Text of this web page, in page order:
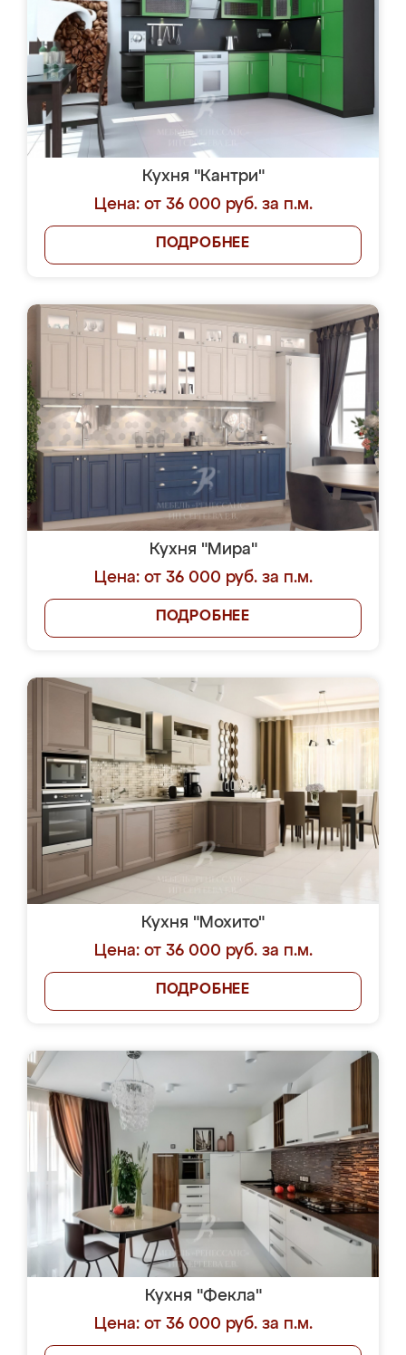
Кухня "Кантри"
Цена: от 36 000 руб. за п.м.
ПОДРОБНЕЕ
Кухня "Мира"
Цена: от 36 000 руб. за п.м.
ПОДРОБНЕЕ
Кухня "Мохито"
Цена: от 36 000 руб. за п.м.
ПОДРОБНЕЕ
Кухня "Фекла"
Цена: от 36 000 руб. за п.м.